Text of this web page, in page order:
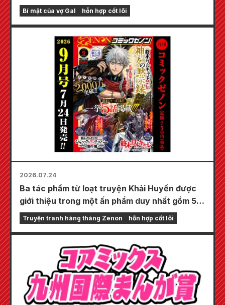
thảm chơi đặc biệt với hình minh họa tuyệt đẹp
về Fuyuki Tojo do Kudou vẽ! Tập 6 mới nhất
của "Bí mật của cô dâu" dự kiến phát hành
vào ngày 20 tháng 10!
Bí mật của vợ Gal hỗn hợp cốt lõi
2026.07.24
Ba tác phẩm từ loạt truyện Khải Huyền được
giới thiệu trong một ấn phẩm duy nhất gồm 5
chương!! "Monthly Comic Zenon số tháng 9
năm 2026" sẽ được bán ra vào ngày 24 tháng
7!!
Truyện tranh hàng tháng Zenon hỗn hợp cốt lõi